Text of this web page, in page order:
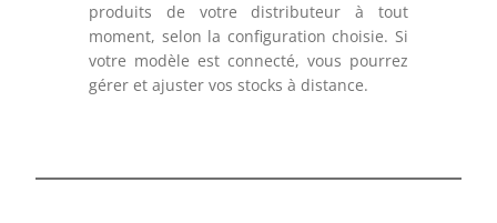
produits de votre distributeur à tout
moment, selon la configuration choisie. Si
votre modèle est connecté, vous pourrez
gérer et ajuster vos stocks à distance.